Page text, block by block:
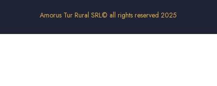
Amorus Tur Rural SRL© all rights reserved 2025